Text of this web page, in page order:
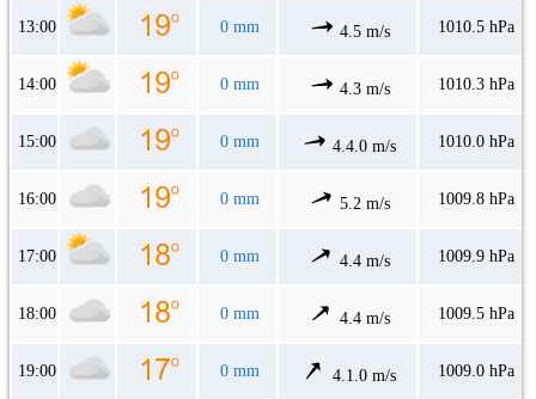
13:00 0 mm 4.5 m/s 1010.5 hPa
14:00 0 mm 4.3 m/s 1010.3 hPa
15:00 0 mm 4.4.0 m/s 1010.0 hPa
16:00 0 mm 5.2 m/s 1009.8 hPa
17:00 0 mm 4.4 m/s 1009.9 hPa
18:00 0 mm 4.4 m/s 1009.5 hPa
19:00 0 mm 4.1.0 m/s 1009.0 hPa